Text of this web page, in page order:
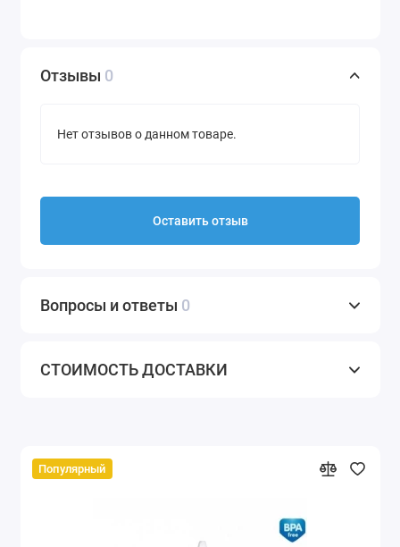
Отзывы 0
Нет отзывов о данном товаре.
Оставить отзыв
Вопросы и ответы 0
СТОИМОСТЬ ДОСТАВКИ
Популярный